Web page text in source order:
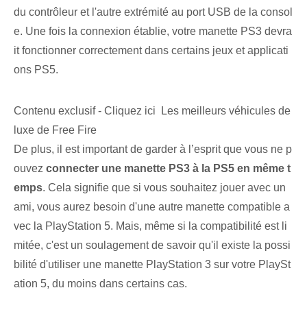
du contrôleur et l'autre extrémité au port USB de la consol
e. Une fois la connexion établie, votre manette PS3 devra
it fonctionner correctement dans certains jeux et applicati
ons PS5.
Contenu exclusif - Cliquez ici Les meilleurs véhicules de
luxe de Free Fire
De plus, il est important de garder à l’esprit que vous ne p
ouvez connecter une manette PS3 à la PS5 en même t
emps. Cela signifie⁢ que si vous souhaitez jouer avec un
ami, vous aurez besoin d'une autre manette compatible a
vec la PlayStation 5. Mais, même si la compatibilité est li
mitée, c'est un soulagement de savoir‍ qu'il existe la possi
bilité d'utiliser une manette PlayStation 3 sur votre PlaySt
ation 5, du moins dans certains cas.